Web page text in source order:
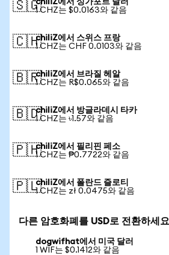
🇸🇬chiliZ에서 싱가포르 달러
1 CHZ는 $0.0163와 같음
🇨🇭chiliZ에서 스위스 프랑
1 CHZ는 CHF 0.0103와 같음
🇧🇷chiliZ에서 브라질 헤알
1 CHZ는 R$0.065와 같음
🇧🇩chiliZ에서 방글라데시 타카
1 CHZ는 ৳1.57와 같음
🇵🇭chiliZ에서 필리핀 페소
1 CHZ는 ₱0.7722와 같음
🇵🇱chiliZ에서 폴란드 즐로티
1 CHZ는 zł 0.0475와 같음
다른 암호화폐를 USD로 전환하세요
dogwifhat에서 미국 달러
1 WIF는 $0.1412와 같음